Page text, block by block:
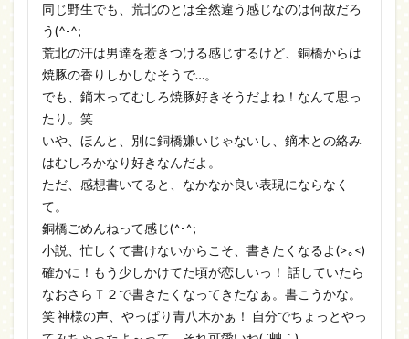
同じ野生でも、荒北のとは全然違う感じなのは何故だろ
う(^-^;
荒北の汗は男達を惹きつける感じするけど、銅橋からは
焼豚の香りしかしなそうで…。
でも、鏑木ってむしろ焼豚好きそうだよね！なんて思っ
たり。笑
いや、ほんと、別に銅橋嫌いじゃないし、鏑木との絡み
はむしろかなり好きなんだよ。
ただ、感想書いてると、なかなか良い表現にならなく
て。
銅橋ごめんねって感じ(^-^;
小説、忙しくて書けないからこそ、書きたくなるよ(>｡<)
確かに！もう少しかけてた頃が恋しいっ！ 話していたら
なおさらＴ２で書きたくなってきたなぁ。書こうかな。
笑 神様の声、やっぱり青八木かぁ！ 自分でちょっとやっ